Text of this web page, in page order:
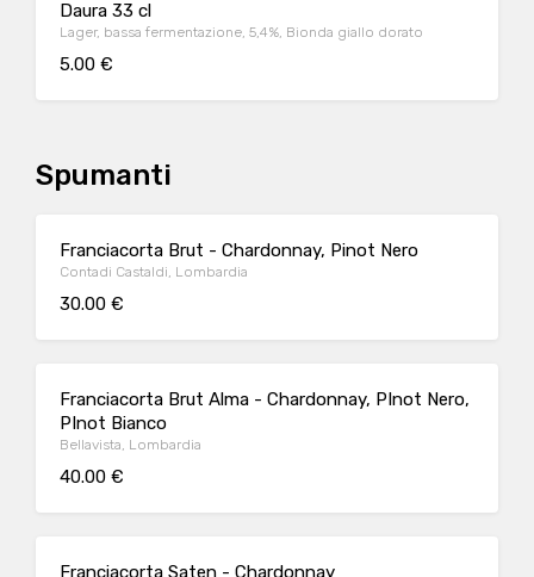
Daura 33 cl
Lager, bassa fermentazione, 5,4%, Bionda giallo dorato
5.00 €
Spumanti
Franciacorta Brut - Chardonnay, Pinot Nero
Contadi Castaldi, Lombardia
30.00 €
Franciacorta Brut Alma - Chardonnay, PInot Nero,
PInot Bianco
Bellavista, Lombardia
40.00 €
Franciacorta Saten - Chardonnay